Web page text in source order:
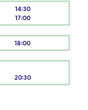
14:30
17:00
18:00
20:30